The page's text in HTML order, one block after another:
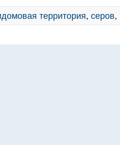
территория, серов,